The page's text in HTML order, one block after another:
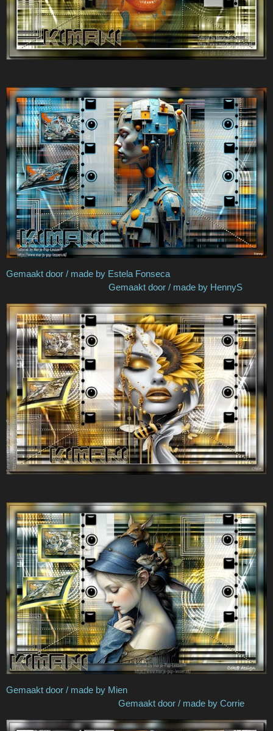
Gemaakt door / made by Estela Fonseca
Gemaakt door / made by HennyS
Gemaakt door / made by Mien
Gemaakt door / made by Corrie